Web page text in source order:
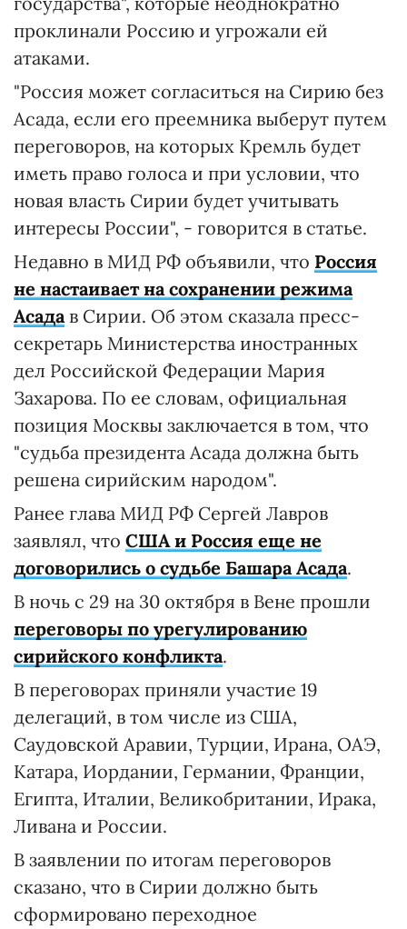
проклинали Россию и угрожали ей
атаками.
"Россия может согласиться на Сирию без
Асада, если его преемника выберут путем
переговоров, на которых Кремль будет
иметь право голоса и при условии, что
новая власть Сирии будет учитывать
интересы России", - говорится в статье.
Недавно в МИД РФ объявили, что Россия
не настаивает на сохранении режима
Асадав Сирии. Об этом сказала пресс-
секретарь Министерства иностранных
дел Российской Федерации Мария
Захарова. По ее словам, официальная
позиция Москвы заключается в том, что
"судьба президента Асада должна быть
решена сирийским народом".
Ранее глава МИД РФ Сергей Лавров
заявлял, что США и Россия еще не
договорились о судьбе Башара Асада.
В ночь с 29 на 30 октября в Вене прошли
переговоры по урегулированию
сирийского конфликта.
В переговорах приняли участие 19
делегаций, в том числе из США,
Саудовской Аравии, Турции, Ирана, ОАЭ,
Катара, Иордании, Германии, Франции,
Египта, Италии, Великобритании, Ирака,
Ливана и России.
В заявлении по итогам переговоров
сказано, что в Сирии должно быть
сформировано переходное